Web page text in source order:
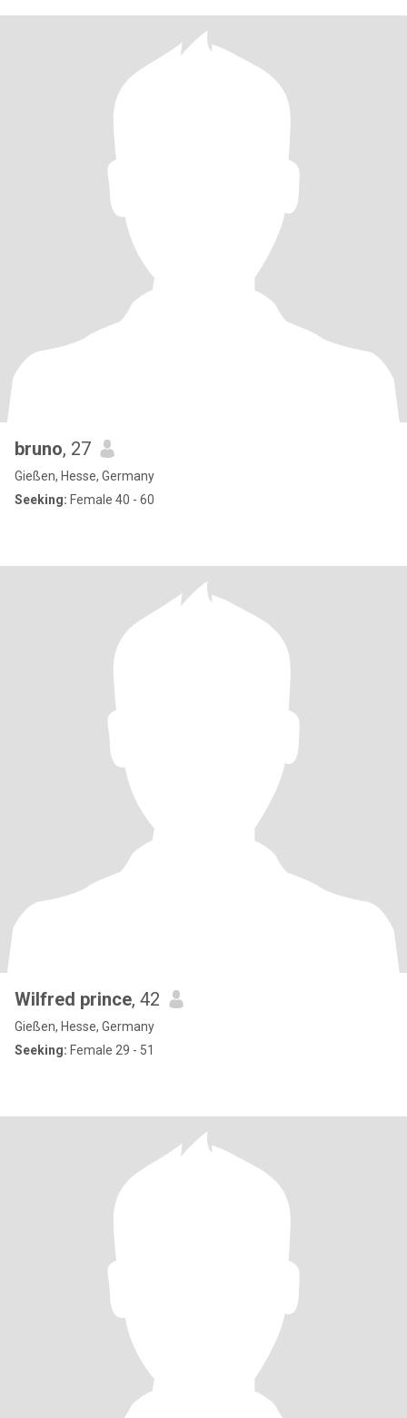
bruno, 27
Gießen, Hesse, Germany
Seeking: Female 40 - 60
Wilfred prince, 42
Gießen, Hesse, Germany
Seeking: Female 29 - 51